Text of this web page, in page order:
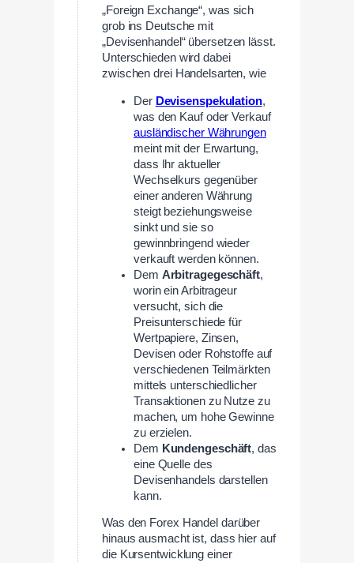
„Foreign Exchange“, was sich
grob ins Deutsche mit
„Devisenhandel“ übersetzen lässt.
Unterschieden wird dabei
zwischen drei Handelsarten, wie
Der Devisenspekulation,
was den Kauf oder Verkauf
ausländischer Währungen
meint mit der Erwartung,
dass Ihr aktueller
Wechselkurs gegenüber
einer anderen Währung
steigt beziehungsweise
sinkt und sie so
gewinnbringend wieder
verkauft werden können.
Dem Arbitragegeschäft,
worin ein Arbitrageur
versucht, sich die
Preisunterschiede für
Wertpapiere, Zinsen,
Devisen oder Rohstoffe auf
verschiedenen Teilmärkten
mittels unterschiedlicher
Transaktionen zu Nutze zu
machen, um hohe Gewinne
zu erzielen.
Dem Kundengeschäft, das
eine Quelle des
Devisenhandels darstellen
kann.
Was den Forex Handel darüber
hinaus ausmacht ist, dass hier auf
die Kursentwicklung einer